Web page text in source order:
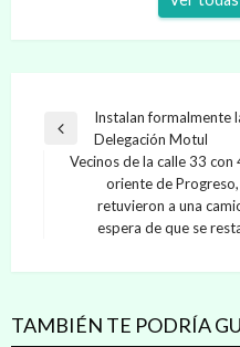
Navegación
entradas
Entrada
anterior
Instalan formalmente
Delegación Motul
Entrada
siguiente
Vecinos de la calle 33 con
oriente de
retuvieron a una
espera de que se
TAMBIÉN TE PODRÍA